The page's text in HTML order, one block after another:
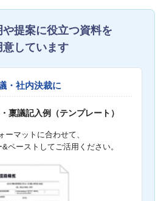
提案に役立つ資料を
意しています
・社内決裁に
稟議記入例（テンプレート）
ーマットに合わせて、
ペーストしてご活用ください。